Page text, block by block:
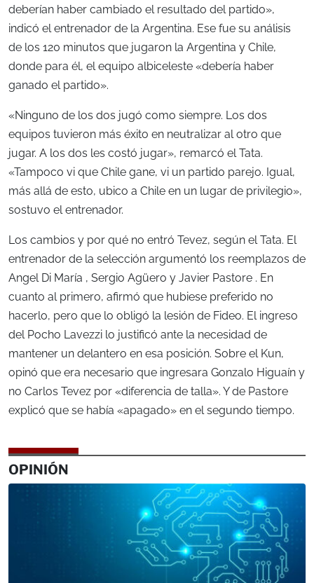
deberían haber cambiado el resultado del partido»,
indicó el entrenador de la Argentina. Ese fue su análisis
de los 120 minutos que jugaron la Argentina y Chile,
donde para él, el equipo albiceleste «debería haber
ganado el partido».
«Ninguno de los dos jugó como siempre. Los dos
equipos tuvieron más éxito en neutralizar al otro que
jugar. A los dos les costó jugar», remarcó el Tata.
«Tampoco vi que Chile gane, vi un partido parejo. Igual,
más allá de esto, ubico a Chile en un lugar de privilegio»,
sostuvo el entrenador.
Los cambios y por qué no entró Tevez, según el Tata. El
entrenador de la selección argumentó los reemplazos de
Angel Di María , Sergio Agüero y Javier Pastore . En
cuanto al primero, afirmó que hubiese preferido no
hacerlo, pero que lo obligó la lesión de Fideo. El ingreso
del Pocho Lavezzi lo justificó ante la necesidad de
mantener un delantero en esa posición. Sobre el Kun,
opinó que era necesario que ingresara Gonzalo Higuaín y
no Carlos Tevez por «diferencia de talla». Y de Pastore
explicó que se había «apagado» en el segundo tiempo.
OPINIÓN